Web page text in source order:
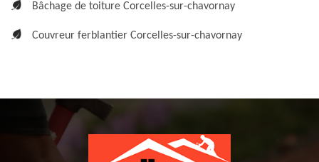
Bâchage de toiture Corcelles-sur-chavornay
Couvreur ferblantier Corcelles-sur-chavornay